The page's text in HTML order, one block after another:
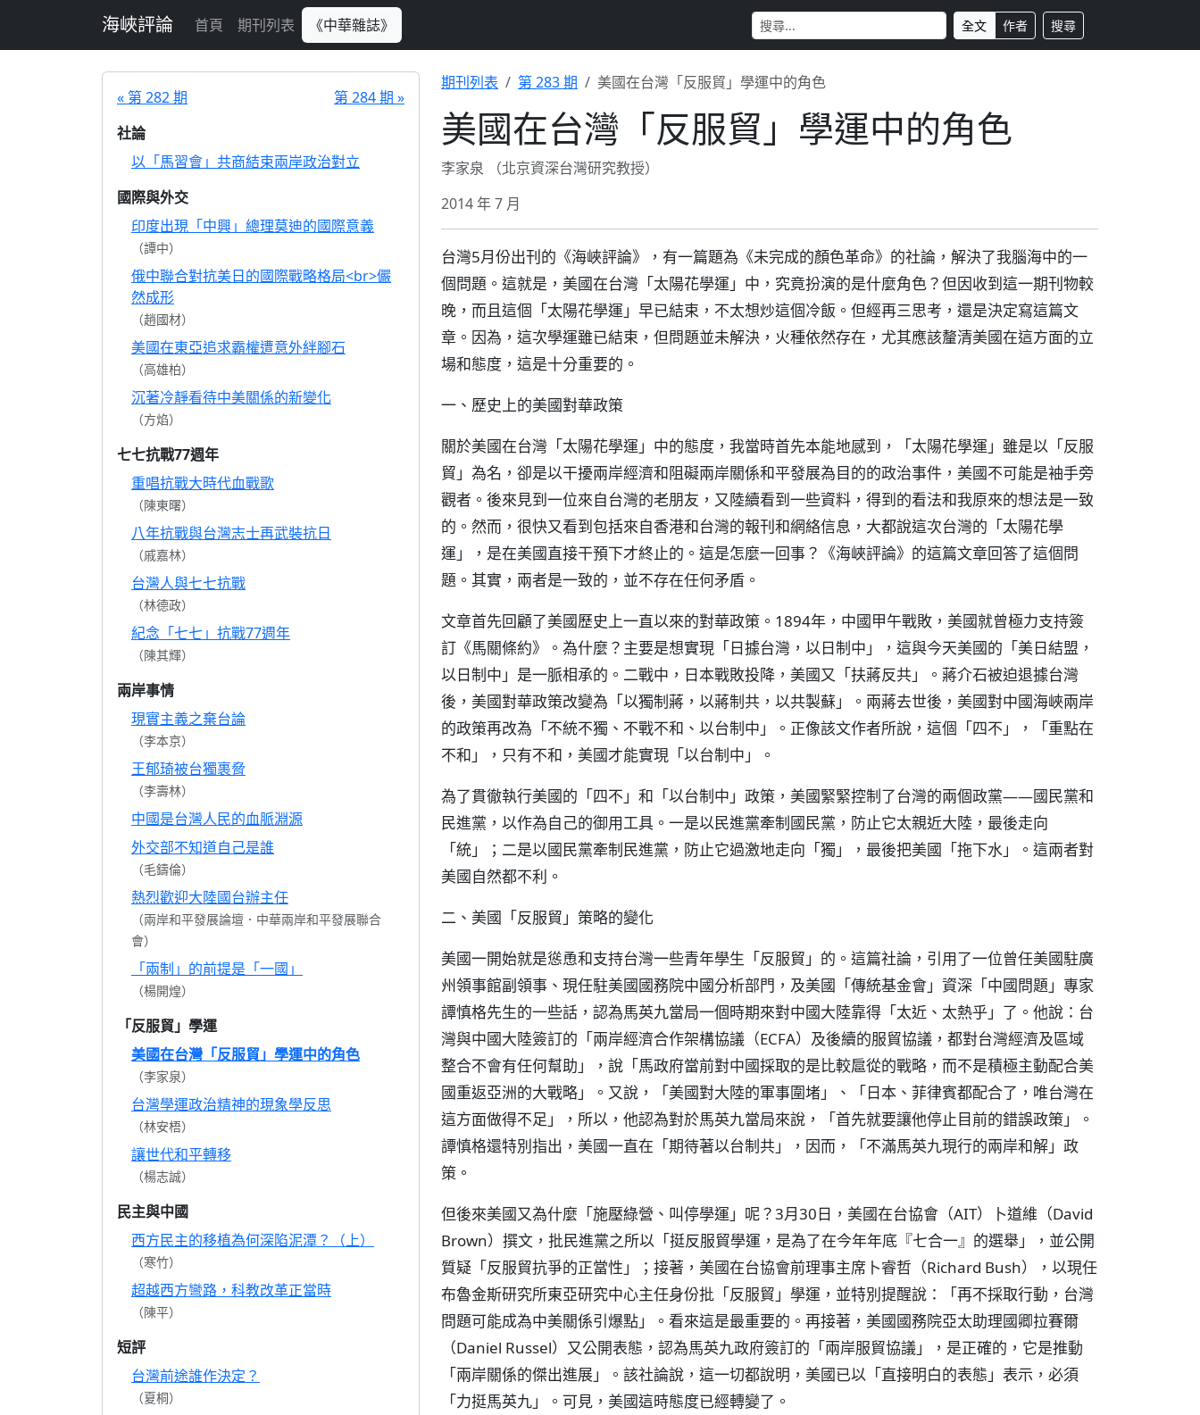
海峽評論 首頁 期刊列表 《中華雜誌》 全文 作者 搜尋
« 第 282 期
第 284 期 »
社論
以「馬習會」共商結束兩岸政治對立
國際與外交
印度出現「中興」總理莫迪的國際意義
（譚中）
俄中聯合對抗美日的國際戰略格局<br>儼
然成形
（趙國材）
美國在東亞追求霸權遭意外絆腳石
（高雄柏）
沉著冷靜看待中美關係的新變化
（方焰）
七七抗戰77週年
重唱抗戰大時代血戰歌
（陳東曙）
八年抗戰與台灣志士再武裝抗日
（戚嘉林）
台灣人與七七抗戰
（林德政）
紀念「七七」抗戰77週年
（陳其輝）
兩岸事情
現實主義之棄台論
（李本京）
王郁琦被台獨裹脅
（李壽林）
中國是台灣人民的血脈淵源
外交部不知道自己是誰
（毛鑄倫）
熱烈歡迎大陸國台辦主任
（兩岸和平發展論壇．中華兩岸和平發展聯合
會）
「兩制」的前提是「一國」
（楊開煌）
「反服貿」學運
美國在台灣「反服貿」學運中的角色
（李家泉）
台灣學運政治精神的現象學反思
（林安梧）
讓世代和平轉移
（楊志誠）
民主與中國
西方民主的移植為何深陷泥潭？（上）
（寒竹）
超越西方彎路，科教改革正當時
（陳平）
短評
台灣前途誰作決定？
（夏桐）
期刊列表 第 283 期 美國在台灣「反服貿」學運中的角色
美國在台灣「反服貿」學運中的角色
李家泉 （北京資深台灣研究教授）
2014 年 7 月
台灣5月份出刊的《海峽評論》，有一篇題為《未完成的顏色革命》的社論，解決了我腦海中的一
個問題。這就是，美國在台灣「太陽花學運」中，究竟扮演的是什麼角色？但因收到這一期刊物較
晚，而且這個「太陽花學運」早已結束，不太想炒這個冷飯。但經再三思考，還是決定寫這篇文
章。因為，這次學運雖已結束，但問題並未解決，火種依然存在，尤其應該釐清美國在這方面的立
場和態度，這是十分重要的。
一、歷史上的美國對華政策
關於美國在台灣「太陽花學運」中的態度，我當時首先本能地感到，「太陽花學運」雖是以「反服
貿」為名，卻是以干擾兩岸經濟和阻礙兩岸關係和平發展為目的的政治事件，美國不可能是袖手旁
觀者。後來見到一位來自台灣的老朋友，又陸續看到一些資料，得到的看法和我原來的想法是一致
的。然而，很快又看到包括來自香港和台灣的報刊和網絡信息，大都說這次台灣的「太陽花學
運」，是在美國直接干預下才終止的。這是怎麼一回事？《海峽評論》的這篇文章回答了這個問
題。其實，兩者是一致的，並不存在任何矛盾。
文章首先回顧了美國歷史上一直以來的對華政策。1894年，中國甲午戰敗，美國就曾極力支持簽
訂《馬關條約》。為什麼？主要是想實現「日據台灣，以日制中」，這與今天美國的「美日結盟，
以日制中」是一脈相承的。二戰中，日本戰敗投降，美國又「扶蔣反共」。蔣介石被迫退據台灣
後，美國對華政策改變為「以獨制蔣，以蔣制共，以共製蘇」。兩蔣去世後，美國對中國海峽兩岸
的政策再改為「不統不獨、不戰不和、以台制中」。正像該文作者所說，這個「四不」，「重點在
不和」，只有不和，美國才能實現「以台制中」。
為了貫徹執行美國的「四不」和「以台制中」政策，美國緊緊控制了台灣的兩個政黨——國民黨和
民進黨，以作為自己的御用工具。一是以民進黨牽制國民黨，防止它太親近大陸，最後走向
「統」；二是以國民黨牽制民進黨，防止它過激地走向「獨」，最後把美國「拖下水」。這兩者對
美國自然都不利。
二、美國「反服貿」策略的變化
美國一開始就是慫恿和支持台灣一些青年學生「反服貿」的。這篇社論，引用了一位曾任美國駐廣
州領事館副領事、現任駐美國國務院中國分析部門，及美國「傳統基金會」資深「中國問題」專家
譚慎格先生的一些話，認為馬英九當局一個時期來對中國大陸靠得「太近、太熱乎」了。他說：台
灣與中國大陸簽訂的「兩岸經濟合作架構協議（ECFA）及後續的服貿協議，都對台灣經濟及區域
整合不會有任何幫助」，說「馬政府當前對中國採取的是比較扈從的戰略，而不是積極主動配合美
國重返亞洲的大戰略」。又說，「美國對大陸的軍事圍堵」、「日本、菲律賓都配合了，唯台灣在
這方面做得不足」，所以，他認為對於馬英九當局來說，「首先就要讓他停止目前的錯誤政策」。
譚慎格還特別指出，美國一直在「期待著以台制共」，因而，「不滿馬英九現行的兩岸和解」政
策。
但後來美國又為什麼「施壓綠營、叫停學運」呢？3月30日，美國在台協會（AIT）卜道維（David
Brown）撰文，批民進黨之所以「挺反服貿學運，是為了在今年年底『七合一』的選舉」，並公開
質疑「反服貿抗爭的正當性」；接著，美國在台協會前理事主席卜睿哲（Richard Bush），以現任
布魯金斯研究所東亞研究中心主任身份批「反服貿」學運，並特別提醒說：「再不採取行動，台灣
問題可能成為中美關係引爆點」。看來這是最重要的。再接著，美國國務院亞太助理國卿拉賽爾
（Daniel Russel）又公開表態，認為馬英九政府簽訂的「兩岸服貿協議」，是正確的，它是推動
「兩岸關係的傑出進展」。該社論說，這一切都說明，美國已以「直接明白的表態」表示，必須
「力挺馬英九」。可見，美國這時態度已經轉變了。